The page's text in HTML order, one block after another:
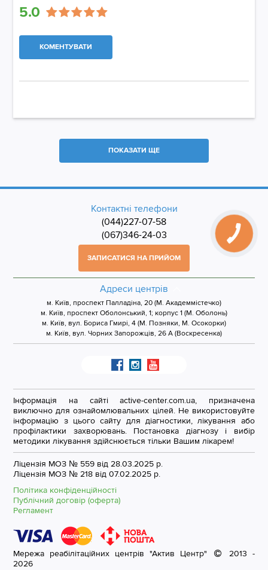
5.0
КОМЕНТУВАТИ
ПОКАЗАТИ ЩЕ
Контактні телефони
(044)227-07-58
(067)346-24-03
ЗАПИСАТИСЯ НА ПРИЙОМ
Адреси центрів
м. Київ, проспект Палладіна, 20 (М. Академмістечко)
м. Київ, проспект Оболонський, 1; корпус 1 (М. Оболонь)
м. Київ, вул. Бориса Гмирі, 4 (М. Позняки, М. Осокорки)
м. Київ, вул. Чорних Запорожців, 26 А (Воскресенка)
Ліцензія МОЗ № 559 від 28.03.2025 р.
Ліцензія МОЗ № 218 від 07.02.2025 р.
Політика конфіденційності
Публічний договір (оферта)
Регламент
Мережа реабілітаційних центрів "Актив Центр"
2013 -
2026
Інформація на сайті active-center.com.ua, призначена
виключно для ознайомлювальних цілей. Не використовуйте
інформацію з цього сайту для діагностики, лікування або
профілактики захворювань. Постановка діагнозу і вибір
методики лікування здійснюється тільки Вашим лікарем!